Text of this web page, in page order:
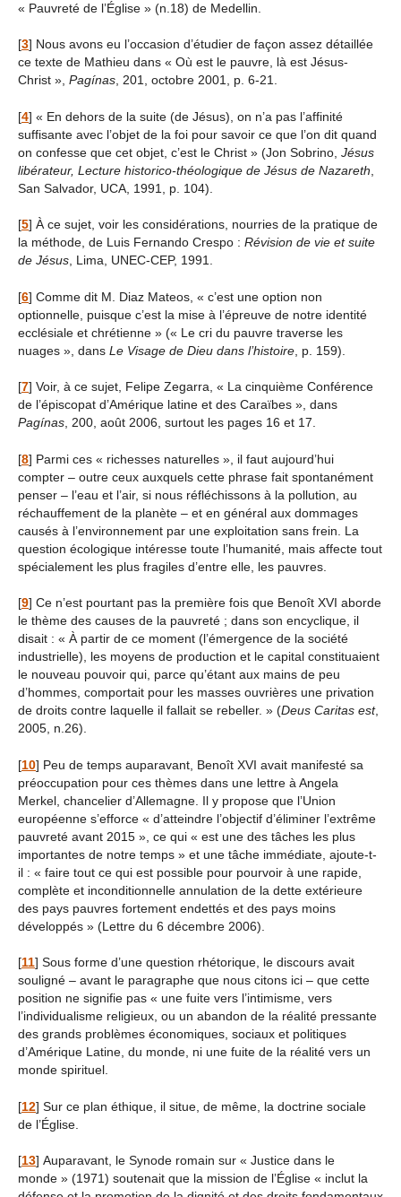
« Pauvreté de l’Église » (n.18) de Medellin.
[3] Nous avons eu l’occasion d’étudier de façon assez détaillée
ce texte de Mathieu dans « Où est le pauvre, là est Jésus-
Christ », Pagínas, 201, octobre 2001, p. 6-21.
[4] « En dehors de la suite (de Jésus), on n’a pas l’affinité
suffisante avec l’objet de la foi pour savoir ce que l’on dit quand
on confesse que cet objet, c’est le Christ » (Jon Sobrino, Jésus
libérateur, Lecture historico-théologique de Jésus de Nazareth
San Salvador, UCA, 1991, p. 104).
[5] À ce sujet, voir les considérations, nourries de la pratique de
la méthode, de Luis Fernando Crespo : Révision de vie et suite
de Jésus, Lima, UNEC-CEP, 1991.
[6] Comme dit M. Diaz Mateos, « c’est une option non
optionnelle, puisque c’est la mise à l’épreuve de notre identité
ecclésiale et chrétienne » (« Le cri du pauvre traverse les
nuages », dans Le Visage de Dieu dans l’histoire , p. 159).
[7] Voir, à ce sujet, Felipe Zegarra, « La cinquième Conférence
de l’épiscopat d’Amérique latine et des Caraïbes », dans
Pagínas, 200, août 2006, surtout les pages 16 et 17.
[8] Parmi ces « richesses naturelles », il faut aujourd’hui
compter – outre ceux auxquels cette phrase fait spontanément
penser – l’eau et l’air, si nous réfléchissons à la pollution, au
réchauffement de la planète – et en général aux dommages
causés à l’environnement par une exploitation sans frein. La
question écologique intéresse toute l’humanité, mais affecte tout
spécialement les plus fragiles d’entre elle, les pauvres.
[9] Ce n’est pourtant pas la première fois que Benoît XVI aborde
le thème des causes de la pauvreté ; dans son encyclique, il
disait : « À partir de ce moment (l’émergence de la société
industrielle), les moyens de production et le capital constituaient
le nouveau pouvoir qui, parce qu’étant aux mains de peu
d’hommes, comportait pour les masses ouvrières une privation
de droits contre laquelle il fallait se rebeller. » (Deus Caritas est,
2005, n.26).
[10] Peu de temps auparavant, Benoît XVI avait manifesté sa
préoccupation pour ces thèmes dans une lettre à Angela
Merkel, chancelier d’Allemagne. Il y propose que l’Union
européenne s’efforce « d’atteindre l’objectif d’éliminer l’extrême
pauvreté avant 2015 », ce qui « est une des tâches les plus
importantes de notre temps » et une tâche immédiate, ajoute-t-
il : « faire tout ce qui est possible pour pourvoir à une rapide,
complète et inconditionnelle annulation de la dette extérieure
des pays pauvres fortement endettés et des pays moins
développés » (Lettre du 6 décembre 2006).
[11] Sous forme d’une question rhétorique, le discours avait
souligné – avant le paragraphe que nous citons ici – que cette
position ne signifie pas « une fuite vers l’intimisme, vers
l’individualisme religieux, ou un abandon de la réalité pressante
des grands problèmes économiques, sociaux et politiques
d’Amérique Latine, du monde, ni une fuite de la réalité vers un
monde spirituel.
[12] Sur ce plan éthique, il situe, de même, la doctrine sociale
de l’Église.
[13] Auparavant, le Synode romain sur « Justice dans le
monde » (1971) soutenait que la mission de l’Église « inclut la